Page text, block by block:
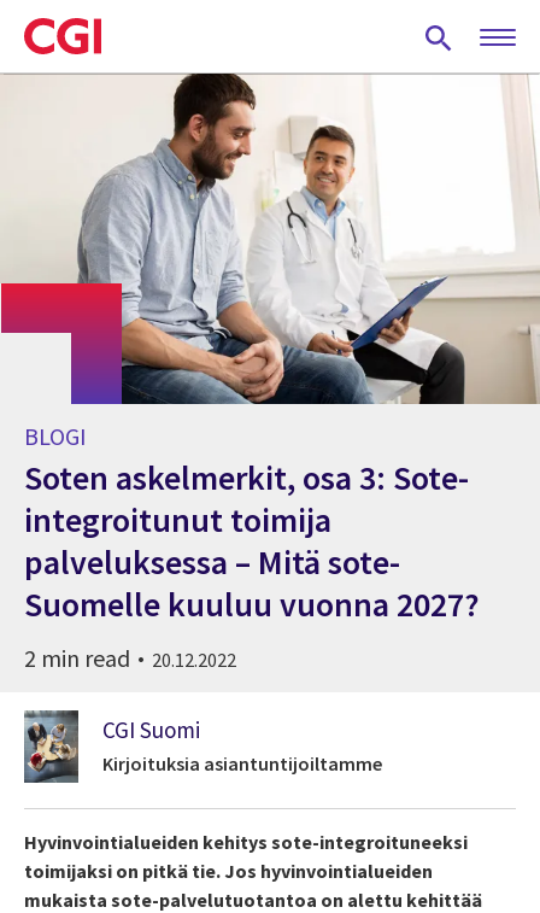
Skip
to
main
BLOGI
Soten askelmerkit, osa 3: Sote-
integroitunut toimija
palveluksessa – Mitä sote-
Suomelle kuuluu vuonna 2027?
2 min read 20.12.2022
CGI Suomi
Kirjoituksia asiantuntijoiltamme
Hyvinvointialueiden kehitys sote-integroituneeksi
toimijaksi on pitkä tie. Jos hyvinvointialueiden
mukaista sote-palvelutuotantoa on alettu kehittää